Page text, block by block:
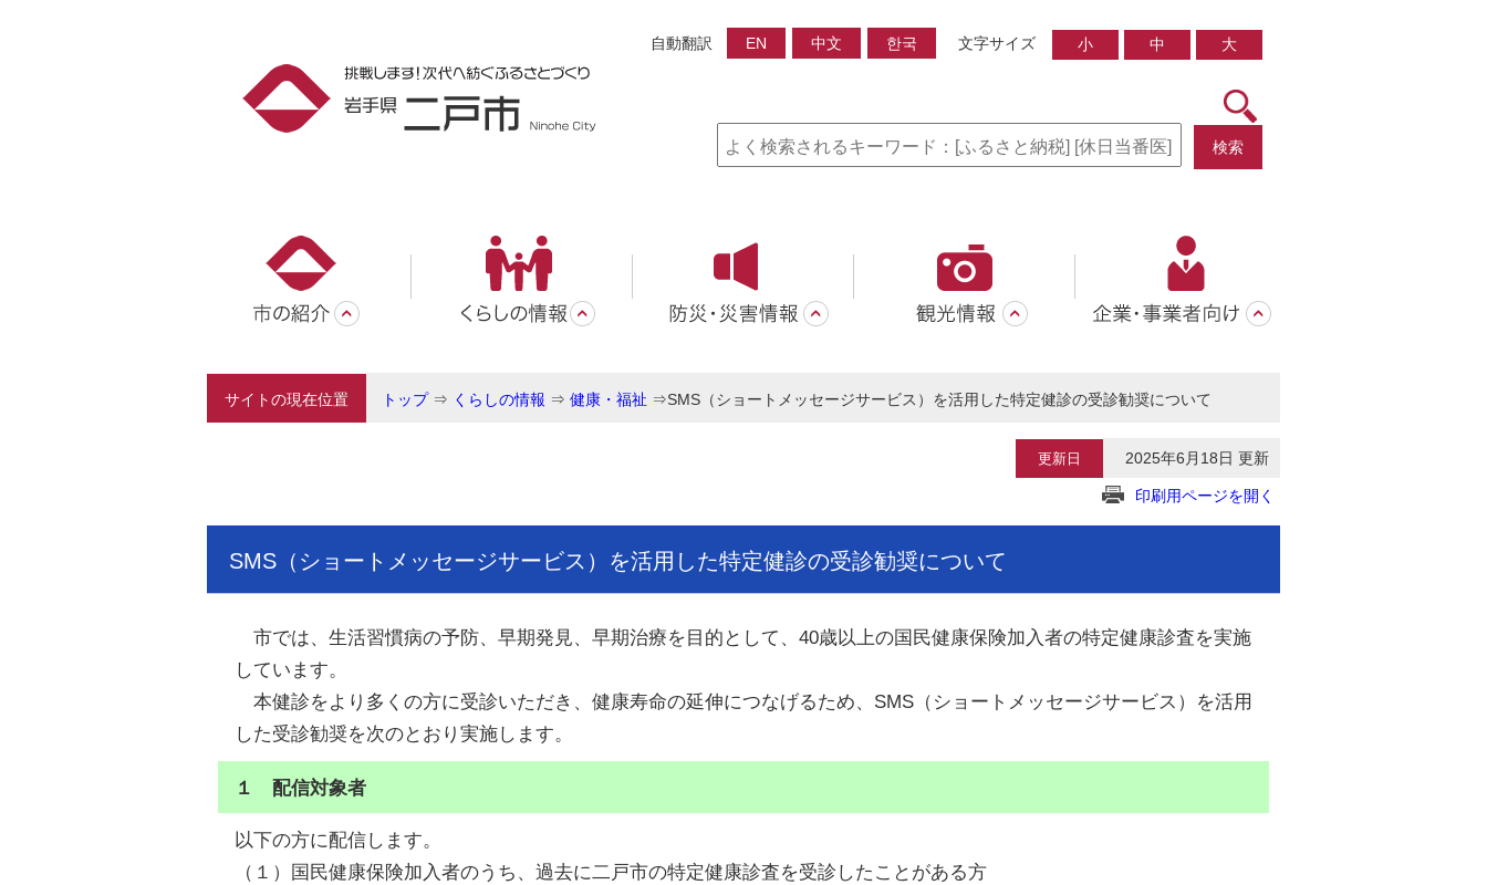
自動翻訳 EN 中文 한국 文字サイズ 小 中 大
検索
サイトの現在位置 トップ⇒ くらしの情報 ⇒ 健康・福祉 ⇒SMS（ショートメッセージサービス）を活用した特定健診の受診勧奨について
更新日 2025年6月18日 更新
印刷用ページを開く
SMS（ショートメッセージサービス）を活用した特定健診の受診勧奨について
市では、生活習慣病の予防、早期発見、早期治療を目的として、40歳以上の国民健康保険加入者の特定健康診査を実施
しています。
本健診をより多くの方に受診いただき、健康寿命の延伸につなげるため、SMS（ショートメッセージサービス）を活用
した受診勧奨を次のとおり実施します。
１ 配信対象者
以下の方に配信します。
（１）国民健康保険加入者のうち、過去に二戸市の特定健康診査を受診したことがある方